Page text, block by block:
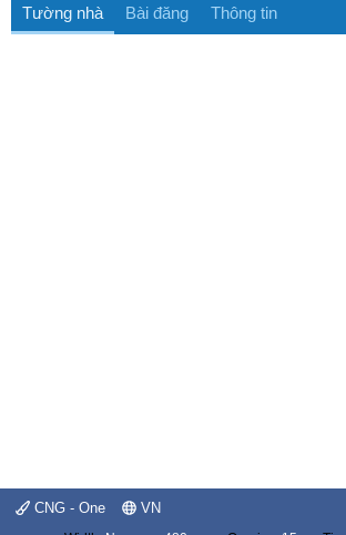
Tường nhà Bài đăng Thông tin
CNG - One VN